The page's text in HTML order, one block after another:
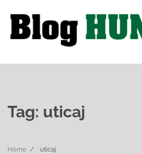
content
Tag: uticaj
Home uticaj